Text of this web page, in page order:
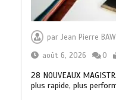
parJean Pierre
août 6, 2026
0
28 NOUVEAUX
plus rapide, plus